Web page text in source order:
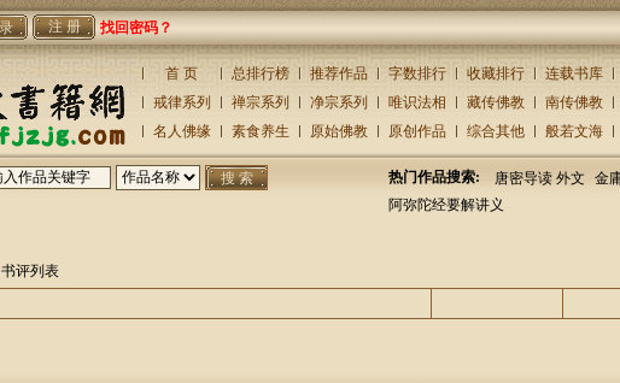
注 册 找回密码？
首 页 总排行榜 推荐作品 字数排行 收藏排行 连载书库
戒律系列
禅宗系列 净宗系列 唯识法相 藏传佛教 南传佛教
名人佛缘
素食养生 原始佛教 原创作品 综合其他 般若文海
热门作品搜索: 唐密导读 外文 金
阿弥陀经要解讲义
书评列表